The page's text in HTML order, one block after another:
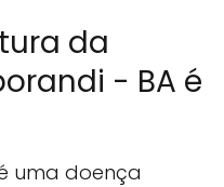
da
- BA é
uma doença